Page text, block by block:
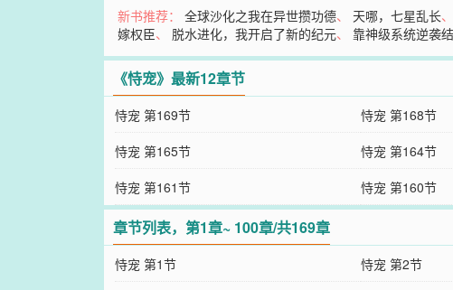
新书推荐：全球沙化之我在异世攒功德、 天哪，七星乱长
嫁权臣、 脱水进化，我开启了新的纪元、 靠神级系统逆袭
《恃宠》最新12章节
恃宠 第169节 恃宠 第168节
恃宠 第165节
恃宠 第164节
恃宠 第161节
恃宠 第160节
章节列表，第1章~ 100章/共169章
恃宠 第1节 恃宠 第2节